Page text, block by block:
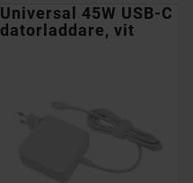
Universal 45W USB-C
datorladdare, vit